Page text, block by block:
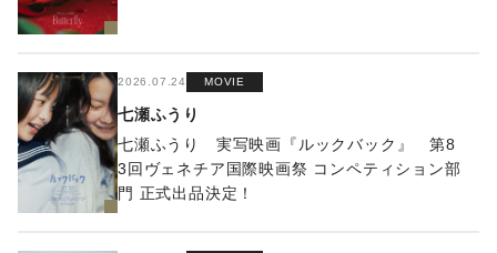
2026.07.24 MOVIE
七瀬ふうり
七瀬ふうり 実写映画『ルックバック』 第8
3回ヴェネチア国際映画祭 コンペティション部
門 正式出品決定！